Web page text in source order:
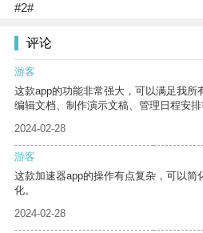
#2#
评论
游客
这款app的功能非常强大，可以满足我所
编辑文档、制作演示文稿、管理日程安排
2024-02-28
游客
这款加速器app的操作有点复杂，可以简
化。
2024-02-28